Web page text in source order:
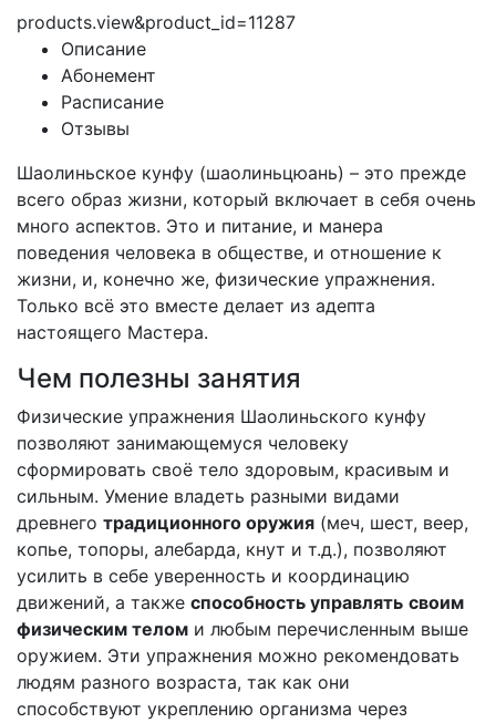
products.view&product_id=11287
Описание
Абонемент
Расписание
Отзывы
Шаолиньское кунфу (шаолиньцюань) – это прежде
всего образ жизни, который включает в себя очень
много аспектов. Это и питание, и манера
поведения человека в обществе, и отношение к
жизни, и, конечно же, физические упражнения.
Только всё это вместе делает из адепта
настоящего Мастера.
Чем полезны занятия
Физические упражнения Шаолиньского кунфу
позволяют занимающемуся человеку
сформировать своё тело здоровым, красивым и
сильным. Умение владеть разными видами
древнего традиционного оружия (меч, шест, веер,
копье, топоры, алебарда, кнут и т.д.), позволяют
усилить в себе уверенность и координацию
движений, а также способность управлять своим
физическим телом и любым перечисленным выше
оружием. Эти упражнения можно рекомендовать
людям разного возраста, так как они
способствуют укреплению организма через